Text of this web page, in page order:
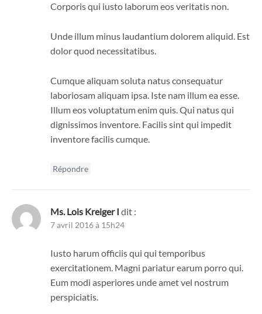
Corporis qui iusto laborum eos veritatis non.
Unde illum minus laudantium dolorem aliquid. Est
dolor quod necessitatibus.
Cumque aliquam soluta natus consequatur
laboriosam aliquam ipsa. Iste nam illum ea esse.
Illum eos voluptatum enim quis. Qui natus qui
dignissimos inventore. Facilis sint qui impedit
inventore facilis cumque.
Répondre
Ms. Lois Kreiger I dit :
7 avril 2016 à 15h24
Iusto harum officiis qui qui temporibus
exercitationem. Magni pariatur earum porro qui.
Eum modi asperiores unde amet vel nostrum
perspiciatis.